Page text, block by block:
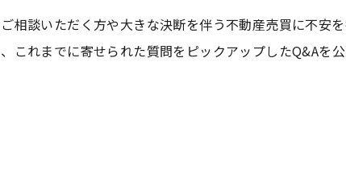
相談いただく方や大きな決断を伴う不動産売買に不安
これまでに寄せられた質問をピックアップしたQ&Aを公
い合わせはこちら